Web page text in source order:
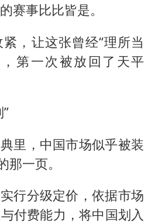
赛事比比皆是。
，让这张曾经“理所当
第一次被放回了天平
里，中国市场似乎被装
那一页。
行分级定价，依据市场
付费能力，将中国划入